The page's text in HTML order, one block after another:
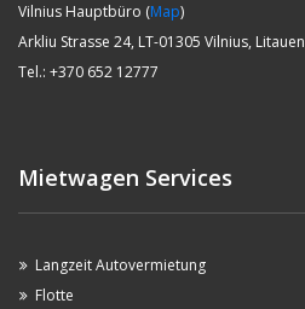
Vilnius Hauptbüro (Map)
Arkliu Strasse 24, LT-01305 Vilnius, Litauen
Tel.: +370 652 12777
Mietwagen Services
Langzeit Autovermietung
Flotte